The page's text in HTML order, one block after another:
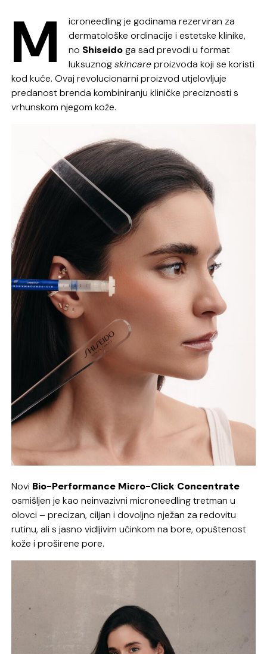
M
icroneedling je godinama rezerviran za
dermatološke ordinacije i estetske klinike,
no Shiseidoga sad prevodi u format
luksuznogskincareproizvoda koji se koristi
kod kuće. Ovaj revolucionarni proizvod utjelovljuje
predanost brenda kombiniranju kliničke preciznosti s
vrhunskom njegom kože.
Novi Bio-Performance Micro-Click Concentrate
osmišljen je kao neinvazivni microneedling tretman u
olovci – precizan, ciljan i dovoljno nježan za redovitu
rutinu, ali s jasno vidljivim učinkom na bore, opuštenost
kože i proširene pore.